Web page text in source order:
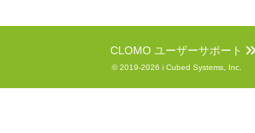
CLOMO ユーザーサポート
© 2019-2026 i Cubed Systems, Inc.